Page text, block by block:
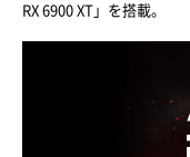
RX 6900 XT」を搭載。